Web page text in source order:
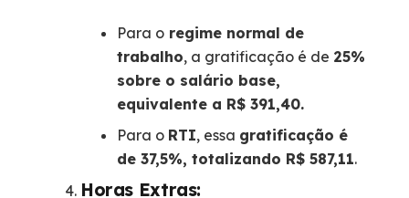
Para o regime normal de
trabalho, a gratificação é de 25%
sobre o salário base,
equivalente a R$ 391,40.
Para o RTI, essa gratificação é
de 37,5%, totalizando R$ 587,11.
Horas Extras: